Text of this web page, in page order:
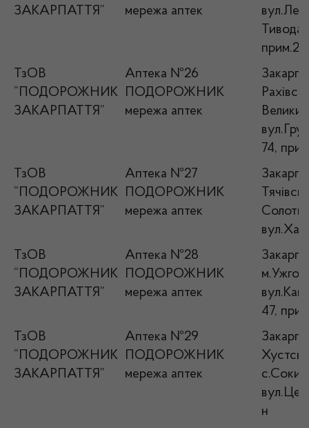
ЗАКАРПАТТЯ”
мережа аптек
прим.2
ТзОВ
“ПОДОРОЖНИК
ЗАКАРПАТТЯ”
Аптека №26
ПОДОРОЖНИК
мережа аптек
74,
ТзОВ
“ПОДОРОЖНИК
ЗАКАРПАТТЯ”
Аптека №27
ПОДОРОЖНИК
мережа аптек
ТзОВ
“ПОДОРОЖНИК
ЗАКАРПАТТЯ”
Аптека №28
ПОДОРОЖНИК
мережа аптек
47,
ТзОВ
“ПОДОРОЖНИК
ЗАКАРПАТТЯ”
Аптека №29
ПОДОРОЖНИК
мережа аптек
н